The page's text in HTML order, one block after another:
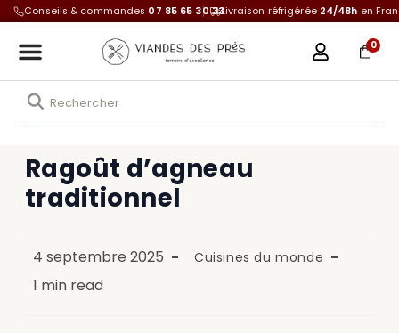
Conseils & commandes 07 85 65 30 33Livraison réfrigérée 24/48h en
0
Ragoût d’agneau
traditionnel
4 septembre 2025 Cuisines du monde
1 min read